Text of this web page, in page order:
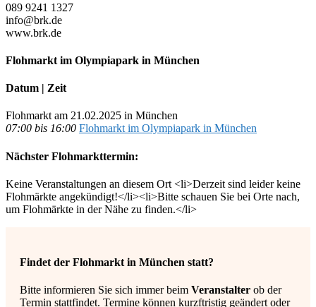
089 9241 1327
info@brk.de
www.brk.de
Flohmarkt im Olympiapark in München
Datum | Zeit
Flohmarkt am 21.02.2025 in München
07:00 bis 16:00 Flohmarkt im Olympiapark in München
Nächster Flohmarkttermin:
Keine Veranstaltungen an diesem Ort <li>Derzeit sind leider keine
Flohmärkte angekündigt!</li><li>Bitte schauen Sie bei Orte nach,
um Flohmärkte in der Nähe zu finden.</li>
Findet der Flohmarkt in München statt?
Bitte informieren Sie sich immer beim Veranstalter ob der
Termin stattfindet. Termine können kurzftristig geändert oder